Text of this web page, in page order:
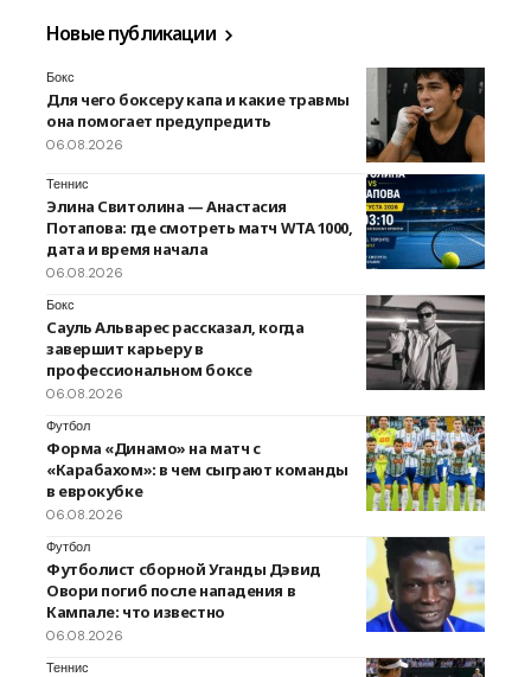
Новые публикации
Бокс
Для чего боксеру капа и какие травмы
она помогает предупредить
06.08.2026
Теннис
Элина Свитолина — Анастасия
Потапова: где смотреть матч WTA 1000,
дата и время начала
06.08.2026
Бокс
Сауль Альварес рассказал, когда
завершит карьеру в
профессиональном боксе
06.08.2026
Футбол
Форма «Динамо» на матч с
«Карабахом»: в чем сыграют команды
в еврокубке
06.08.2026
Футбол
Футболист сборной Уганды Дэвид
Овори погиб после нападения в
Кампале: что известно
06.08.2026
Теннис